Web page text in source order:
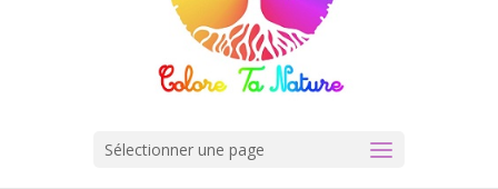
Sélectionner une page